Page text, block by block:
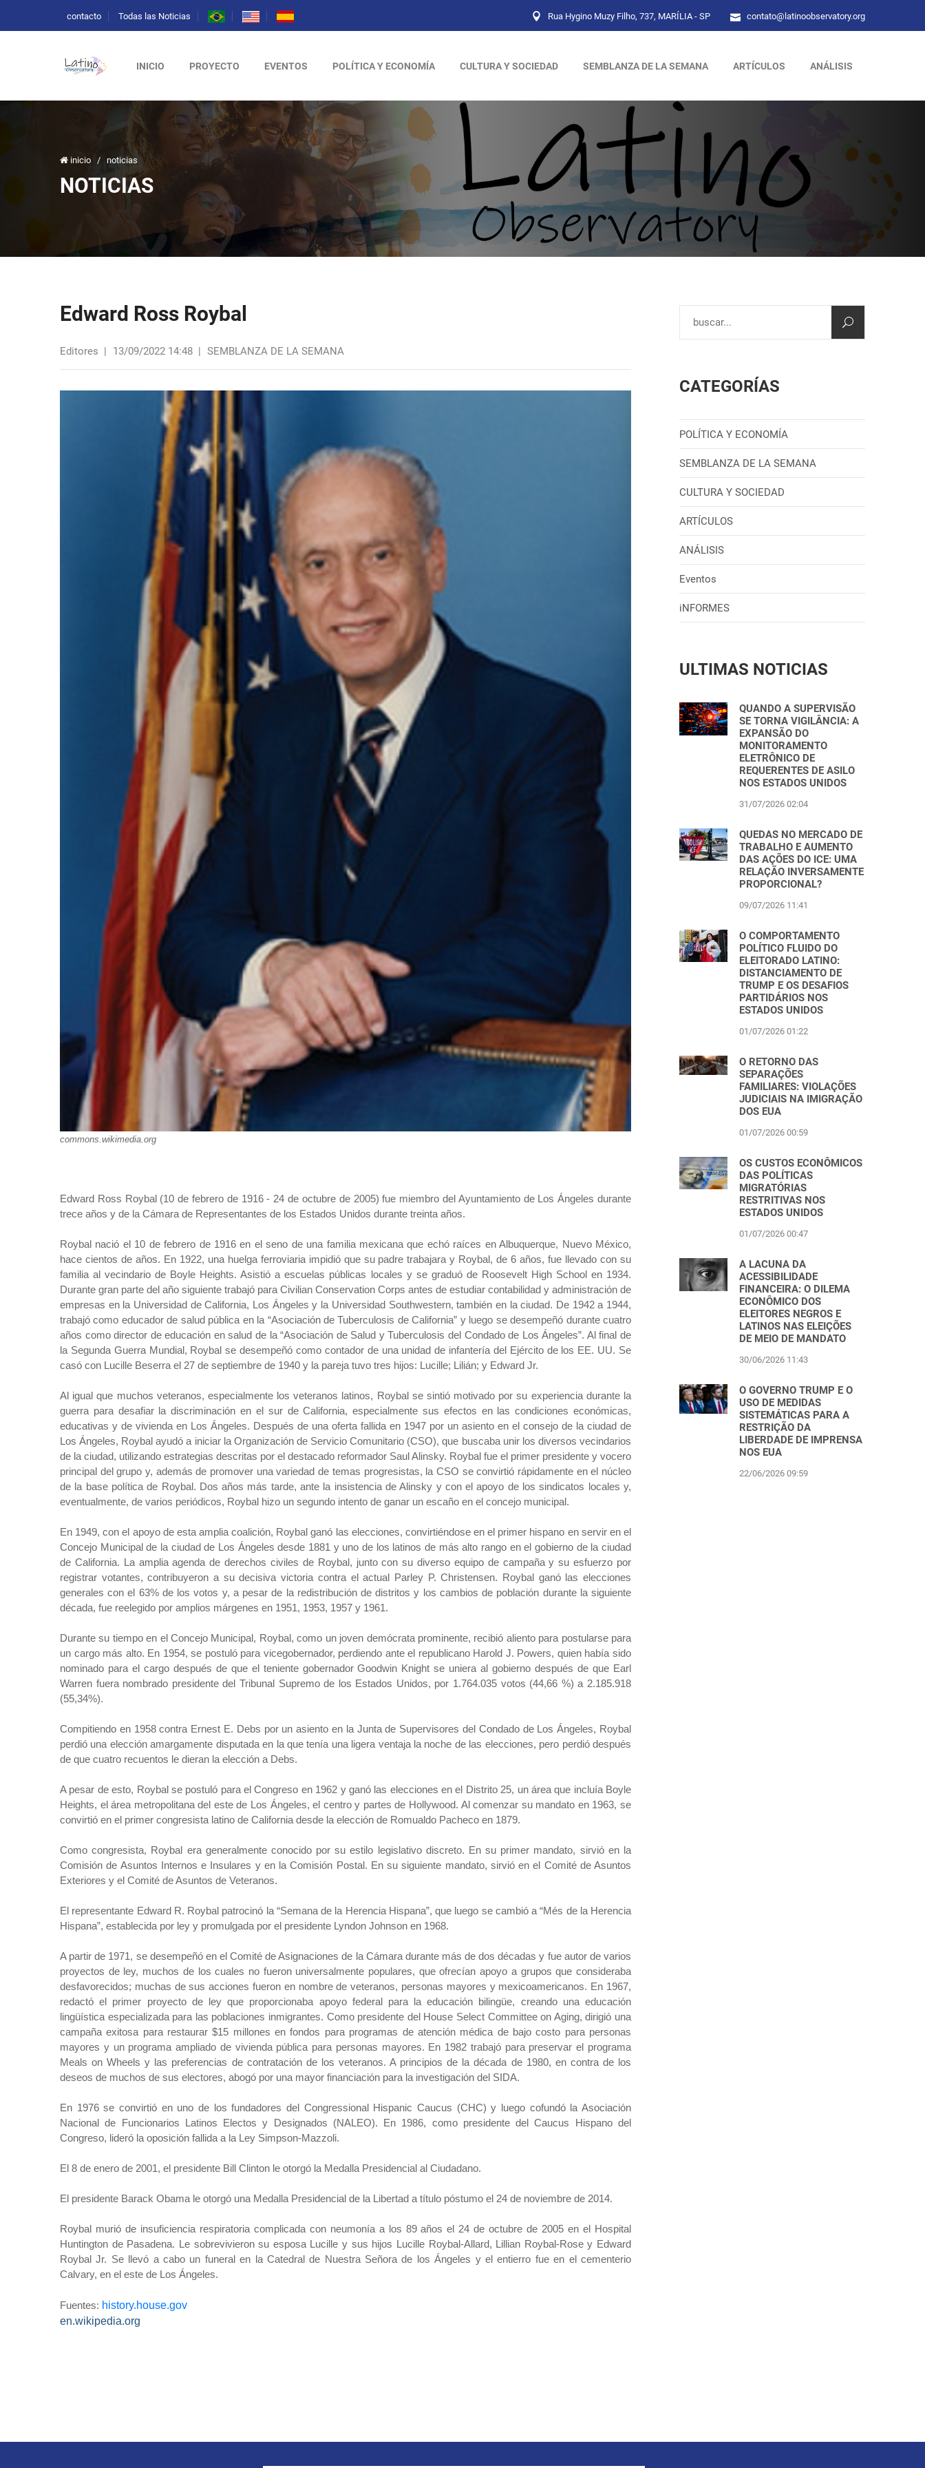
contacto Todas las Noticias Rua Hygino Muzy Filho, 737, MARÍLIA - SP contato@latinoobservatory.org
INICIO PROYECTO EVENTOS POLÍTICA Y ECONOMÍA CULTURA Y SOCIEDAD SEMBLANZA DE LA SEMANA ARTÍCULOS ANÁLISIS
inicio / noticias
NOTICIAS
Edward Ross Roybal
Editores | 13/09/2022 14:48 | SEMBLANZA DE LA SEMANA
commons.wikimedia.org
Edward Ross Roybal (10 de febrero de 1916 - 24 de octubre de 2005) fue miembro del Ayuntamiento de Los Ángeles durante
trece años y de la Cámara de Representantes de los Estados Unidos durante treinta años.
Roybal nació el 10 de febrero de 1916 en el seno de una familia mexicana que echó raíces en Albuquerque, Nuevo México,
hace cientos de años. En 1922, una huelga ferroviaria impidió que su padre trabajara y Roybal, de 6 años, fue llevado con su
familia al vecindario de Boyle Heights. Asistió a escuelas públicas locales y se graduó de Roosevelt High School en 1934.
Durante gran parte del año siguiente trabajó para Civilian Conservation Corps antes de estudiar contabilidad y administración de
empresas en la Universidad de California, Los Ángeles y la Universidad Southwestern, también en la ciudad. De 1942 a 1944,
trabajó como educador de salud pública en la “Asociación de Tuberculosis de California” y luego se desempeñó durante cuatro
años como director de educación en salud de la “Asociación de Salud y Tuberculosis del Condado de Los Ángeles”. Al final de
la Segunda Guerra Mundial, Roybal se desempeñó como contador de una unidad de infantería del Ejército de los EE. UU. Se
casó con Lucille Beserra el 27 de septiembre de 1940 y la pareja tuvo tres hijos: Lucille; Lilián; y Edward Jr.
Al igual que muchos veteranos, especialmente los veteranos latinos, Roybal se sintió motivado por su experiencia durante la
guerra para desafiar la discriminación en el sur de California, especialmente sus efectos en las condiciones económicas,
educativas y de vivienda en Los Ángeles. Después de una oferta fallida en 1947 por un asiento en el consejo de la ciudad de
Los Ángeles, Roybal ayudó a iniciar la Organización de Servicio Comunitario (CSO), que buscaba unir los diversos vecindarios
de la ciudad, utilizando estrategias descritas por el destacado reformador Saul Alinsky. Roybal fue el primer presidente y vocero
principal del grupo y, además de promover una variedad de temas progresistas, la CSO se convirtió rápidamente en el núcleo
de la base política de Roybal. Dos años más tarde, ante la insistencia de Alinsky y con el apoyo de los sindicatos locales y,
eventualmente, de varios periódicos, Roybal hizo un segundo intento de ganar un escaño en el concejo municipal.
En 1949, con el apoyo de esta amplia coalición, Roybal ganó las elecciones, convirtiéndose en el primer hispano en servir en el
Concejo Municipal de la ciudad de Los Ángeles desde 1881 y uno de los latinos de más alto rango en el gobierno de la ciudad
de California. La amplia agenda de derechos civiles de Roybal, junto con su diverso equipo de campaña y su esfuerzo por
registrar votantes, contribuyeron a su decisiva victoria contra el actual Parley P. Christensen. Roybal ganó las elecciones
generales con el 63% de los votos y, a pesar de la redistribución de distritos y los cambios de población durante la siguiente
década, fue reelegido por amplios márgenes en 1951, 1953, 1957 y 1961.
Durante su tiempo en el Concejo Municipal, Roybal, como un joven demócrata prominente, recibió aliento para postularse para
un cargo más alto. En 1954, se postuló para vicegobernador, perdiendo ante el republicano Harold J. Powers, quien había sido
nominado para el cargo después de que el teniente gobernador Goodwin Knight se uniera al gobierno después de que Earl
Warren fuera nombrado presidente del Tribunal Supremo de los Estados Unidos, por 1.764.035 votos (44,66 %) a 2.185.918
(55,34%).
Compitiendo en 1958 contra Ernest E. Debs por un asiento en la Junta de Supervisores del Condado de Los Ángeles, Roybal
perdió una elección amargamente disputada en la que tenía una ligera ventaja la noche de las elecciones, pero perdió después
de que cuatro recuentos le dieran la elección a Debs.
A pesar de esto, Roybal se postuló para el Congreso en 1962 y ganó las elecciones en el Distrito 25, un área que incluía Boyle
Heights, el área metropolitana del este de Los Ángeles, el centro y partes de Hollywood. Al comenzar su mandato en 1963, se
convirtió en el primer congresista latino de California desde la elección de Romualdo Pacheco en 1879.
Como congresista, Roybal era generalmente conocido por su estilo legislativo discreto. En su primer mandato, sirvió en la
Comisión de Asuntos Internos e Insulares y en la Comisión Postal. En su siguiente mandato, sirvió en el Comité de Asuntos
Exteriores y el Comité de Asuntos de Veteranos.
El representante Edward R. Roybal patrocinó la “Semana de la Herencia Hispana”, que luego se cambió a “Més de la Herencia
Hispana”, establecida por ley y promulgada por el presidente Lyndon Johnson en 1968.
A partir de 1971, se desempeñó en el Comité de Asignaciones de la Cámara durante más de dos décadas y fue autor de varios
proyectos de ley, muchos de los cuales no fueron universalmente populares, que ofrecían apoyo a grupos que consideraba
desfavorecidos; muchas de sus acciones fueron en nombre de veteranos, personas mayores y mexicoamericanos. En 1967,
redactó el primer proyecto de ley que proporcionaba apoyo federal para la educación bilingüe, creando una educación
lingüística especializada para las poblaciones inmigrantes. Como presidente del House Select Committee on Aging, dirigió una
campaña exitosa para restaurar $15 millones en fondos para programas de atención médica de bajo costo para personas
mayores y un programa ampliado de vivienda pública para personas mayores. En 1982 trabajó para preservar el programa
Meals on Wheels y las preferencias de contratación de los veteranos. A principios de la década de 1980, en contra de los
deseos de muchos de sus electores, abogó por una mayor financiación para la investigación del SIDA.
En 1976 se convirtió en uno de los fundadores del Congressional Hispanic Caucus (CHC) y luego cofundó la Asociación
Nacional de Funcionarios Latinos Electos y Designados (NALEO). En 1986, como presidente del Caucus Hispano del
Congreso, lideró la oposición fallida a la Ley Simpson-Mazzoli.
El 8 de enero de 2001, el presidente Bill Clinton le otorgó la Medalla Presidencial al Ciudadano.
El presidente Barack Obama le otorgó una Medalla Presidencial de la Libertad a título póstumo el 24 de noviembre de 2014.
Roybal murió de insuficiencia respiratoria complicada con neumonía a los 89 años el 24 de octubre de 2005 en el Hospital
Huntington de Pasadena. Le sobrevivieron su esposa Lucille y sus hijos Lucille Roybal-Allard, Lillian Roybal-Rose y Edward
Roybal Jr. Se llevó a cabo un funeral en la Catedral de Nuestra Señora de los Ángeles y el entierro fue en el cementerio
Calvary, en el este de Los Ángeles.
Fuentes: history.house.gov
en.wikipedia.org
CATEGORÍAS
POLÍTICA Y ECONOMÍA
SEMBLANZA DE LA SEMANA
CULTURA Y SOCIEDAD
ARTÍCULOS
ANÁLISIS
Eventos
iNFORMES
ULTIMAS NOTICIAS
QUANDO A SUPERVISÃO
SE TORNA VIGILÂNCIA: A
EXPANSÃO DO
MONITORAMENTO
ELETRÔNICO DE
REQUERENTES DE ASILO
NOS ESTADOS UNIDOS
31/07/2026 02:04
QUEDAS NO MERCADO DE
TRABALHO E AUMENTO
DAS AÇÕES DO ICE: UMA
RELAÇÃO INVERSAMENTE
PROPORCIONAL?
09/07/2026 11:41
O COMPORTAMENTO
POLÍTICO FLUIDO DO
ELEITORADO LATINO:
DISTANCIAMENTO DE
TRUMP E OS DESAFIOS
PARTIDÁRIOS NOS
ESTADOS UNIDOS
01/07/2026 01:22
O RETORNO DAS
SEPARAÇÕES
FAMILIARES: VIOLAÇÕES
JUDICIAIS NA IMIGRAÇÃO
DOS EUA
01/07/2026 00:59
OS CUSTOS ECONÔMICOS
DAS POLÍTICAS
MIGRATÓRIAS
RESTRITIVAS NOS
ESTADOS UNIDOS
01/07/2026 00:47
A LACUNA DA
ACESSIBILIDADE
FINANCEIRA: O DILEMA
ECONÔMICO DOS
ELEITORES NEGROS E
LATINOS NAS ELEIÇÕES
DE MEIO DE MANDATO
30/06/2026 11:43
O GOVERNO TRUMP E O
USO DE MEDIDAS
SISTEMÁTICAS PARA A
RESTRIÇÃO DA
LIBERDADE DE IMPRENSA
NOS EUA
22/06/2026 09:59